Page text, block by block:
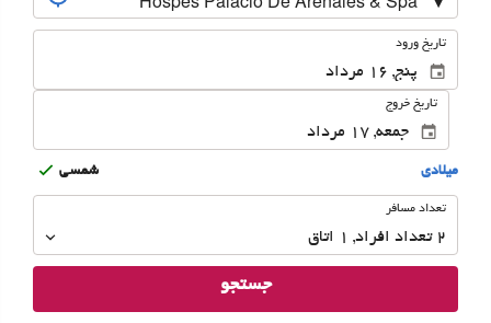
تاریخ ورود
تاریخ خروج
ميلادى شمسى
تعداد
تعداد مسافر
2 تعداد افراد ,
1 اتاق
جستجو